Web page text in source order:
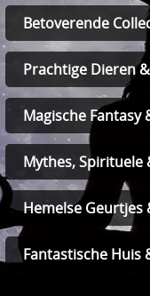
Betoverende
Prachtige Dieren
Magische
Mythes, Spirituele
Hemelse Geurtjes
Fantastische Huis